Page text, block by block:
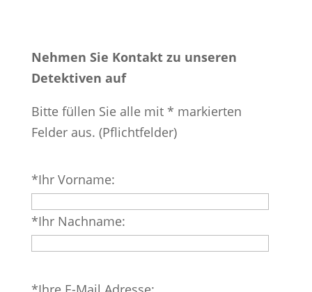
Nehmen Sie Kontakt zu unseren
Detektiven auf
Bitte füllen Sie alle mit * markierten
Felder aus. (Pflichtfelder)
lasse
dieses
Feld
leer.
*Ihr Vorname:
*Ihr Nachname: